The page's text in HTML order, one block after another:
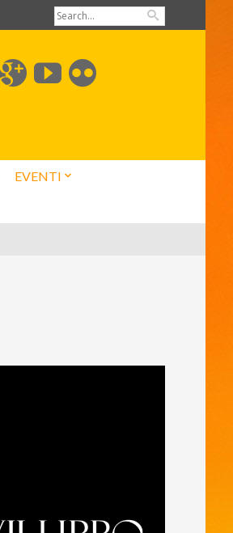
EVENTI